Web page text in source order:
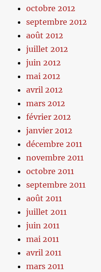
octobre 2012
septembre 2012
août 2012
juillet 2012
juin 2012
mai 2012
avril 2012
mars 2012
février 2012
janvier 2012
décembre 2011
novembre 2011
octobre 2011
septembre 2011
août 2011
juillet 2011
juin 2011
mai 2011
avril 2011
mars 2011